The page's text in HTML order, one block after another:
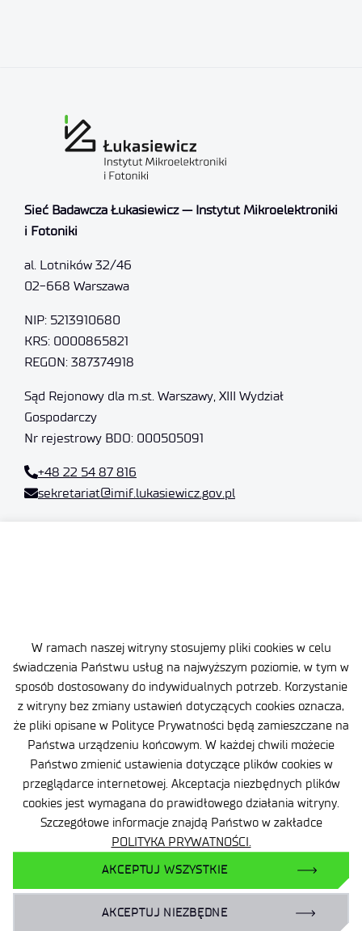
W ramach naszej witryny stosujemy pliki cookies w celu
świadczenia Państwu usług na najwyższym poziomie, w tym w
sposób dostosowany do indywidualnych potrzeb. Korzystanie
z witryny bez zmiany ustawień dotyczących cookies oznacza,
że pliki opisane w Polityce Prywatności będą zamieszczane na
Państwa urządzeniu końcowym. W każdej chwili możecie
Państwo zmienić ustawienia dotyczące plików cookies w
przeglądarce internetowej. Akceptacja niezbędnych plików
cookies jest wymagana do prawidłowego działania witryny.
Szczegółowe informacje znajdą Państwo w zakładce
POLITYKA PRYWATNOŚCI.
AKCEPTUJ WSZYSTKIE
AKCEPTUJ NIEZBĘDNE
Sieć Badawcza Łukasiewicz — Instytut Mikroelektroniki
i Fotoniki
al. Lotników 32/46
02-668 Warszawa
NIP: 5213910680
KRS: 0000865821
REGON: 387374918
Sąd Rejonowy dla m.st. Warszawy, XIII Wydział
Gospodarczy
Nr rejestrowy BDO: 000505091
+48 22 54 87 816
sekretariat@imif.lukasiewicz.gov.pl
Ważne informacje
Zamówienia publiczne
Wynajem powierzchni
Facebook
YouTube